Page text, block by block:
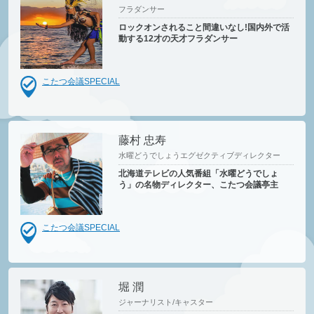
フラダンサー
ロックオンされること間違いなし!国内外で活
動する12才の天才フラダンサー
こたつ会議SPECIAL
藤村 忠寿
水曜どうでしょうエグゼクティブディレクター
北海道テレビの人気番組「水曜どうでしょ
う」の名物ディレクター、こたつ会議亭主
こたつ会議SPECIAL
堀 潤
ジャーナリスト/キャスター